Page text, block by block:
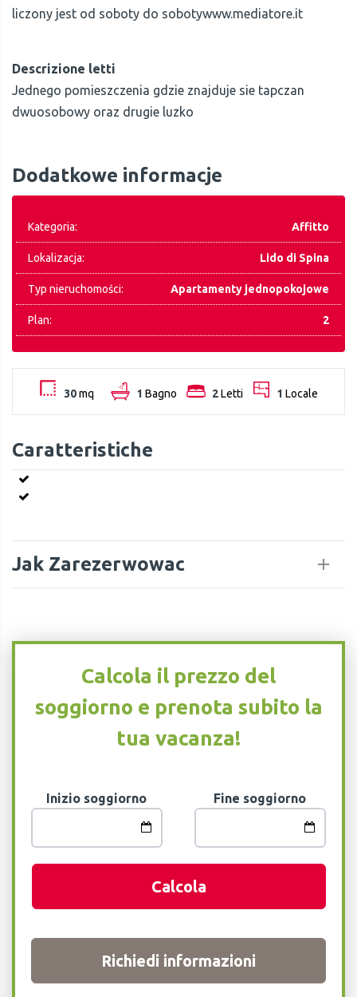
liczony jest od soboty do sobotywww.mediatore.it
Descrizione letti
Jednego pomieszczenia gdzie znajduje sie tapczan
dwuosobowy oraz drugie luzko
Dodatkowe informacje
Kategoria: Affitto
Lokalizacja: Lido di Spina
Typ nieruchomości: Apartamenty jednopokojowe
Plan: 2
30mq 1 Bagno 2Letti 1 Locale
Caratteristiche
Jak Zarezerwowac
Calcola il prezzo del
soggiorno e prenota subito la
tua vacanza!
Inizio soggiorno Fine soggiorno
Calcola
Richiedi informazioni